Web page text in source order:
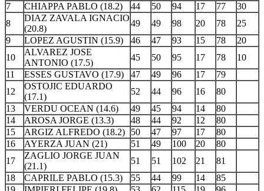
7
CHIAPPA PABLO (18.2) 44 50 94 17 77
30
8
DIAZ ZAVALA IGNACIO
(20.8)
49 49 98 20 78
25
9
LOPEZ AGUSTIN (15.9) 46 47 93 15 78
20
10
ALVAREZ JOSE
ANTONIO (17.5)
45 50 95 17 78
10
11
ESSES GUSTAVO (17.9) 47 49 96 17
79
12
OSTOJIC EDUARDO
(17.1)
52 44 96 16
80
13
VERDU OCEAN (14.6) 49 45 94 14
80
14
AROSA JORGE (13.3) 48 44 92 12
80
15
ARGIZ ALFREDO (18.2) 50 47 97 17
80
16
AYERZA JUAN (21) 51 49 100 20
80
17
ZAGLIO JORGE JUAN
(21.1)
51 51 102 21
81
18
CAPRILE PABLO (15.3) 55 44 99 14
85